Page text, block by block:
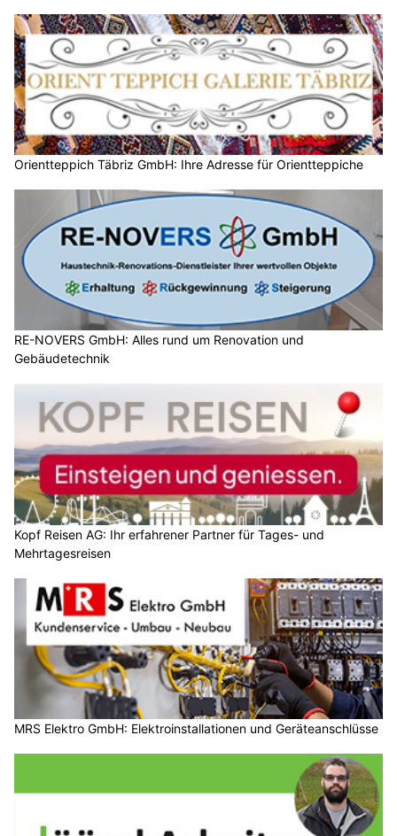
Orientteppich Täbriz GmbH: Ihre Adresse für Orientteppiche
RE-NOVERS GmbH: Alles rund um Renovation und
Gebäudetechnik
Kopf Reisen AG: Ihr erfahrener Partner für Tages- und
Mehrtagesreisen
MRS Elektro GmbH: Elektroinstallationen und Geräteanschlüsse